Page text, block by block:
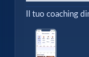
Il tuo coaching